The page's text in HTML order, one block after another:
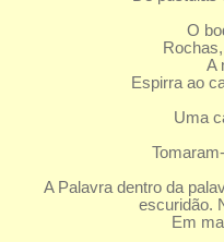
O
A
Espirra ao
Uma
Tomaram-
A Palavra dentro da
escuridão.
Em